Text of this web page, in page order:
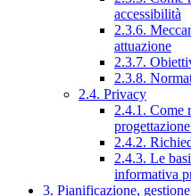
accessibilità
2.3.6.
attuazione
2.3.7.
2.3.8.
2.4. Privacy
2.4.1. Come
2.4.2.
2.4.3. Le
informativa
3. Pianificazione,